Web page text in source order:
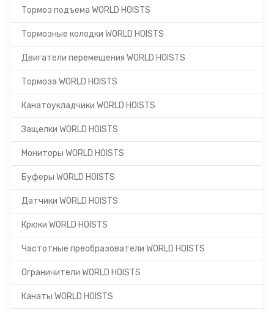
Тормоз подъема WORLD HOISTS
Тормозные колодки WORLD HOISTS
Двигатели перемещения WORLD HOISTS
Тормоза WORLD HOISTS
Канатоукладчики WORLD HOISTS
Защелки WORLD HOISTS
Мониторы WORLD HOISTS
Буферы WORLD HOISTS
Датчики WORLD HOISTS
Крюки WORLD HOISTS
Частотные преобразователи WORLD HOISTS
Ограничители WORLD HOISTS
Канаты WORLD HOISTS